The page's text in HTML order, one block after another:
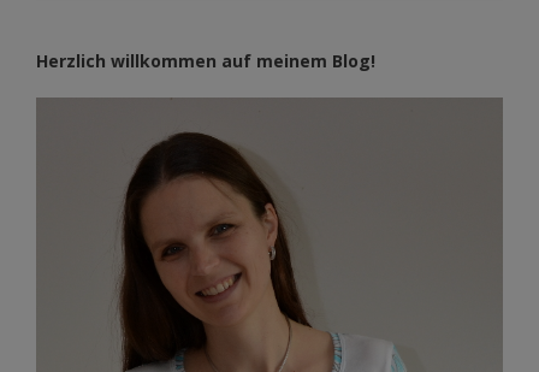
Herzlich willkommen auf meinem Blog!